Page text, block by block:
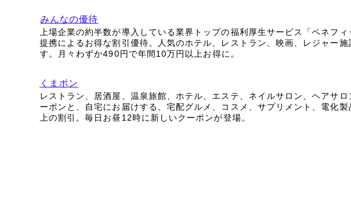
みんなの優待
上場企業の約半数が導入している業界トップの福利厚生サービス「ベネフ
提携によるお得な割引優待。人気のホテル、レストラン、映画、レジャー施
す。月々わずか490円で年間10万円以上お得に。
くまポン
レストラン、居酒屋、温泉旅館、ホテル、エステ、ネイルサロン、ヘアサ
ーポンと、自宅にお届けする、宅配グルメ、コスメ、サプリメント、電化
上の割引。毎日お昼12時に新しいクーポンが登場。